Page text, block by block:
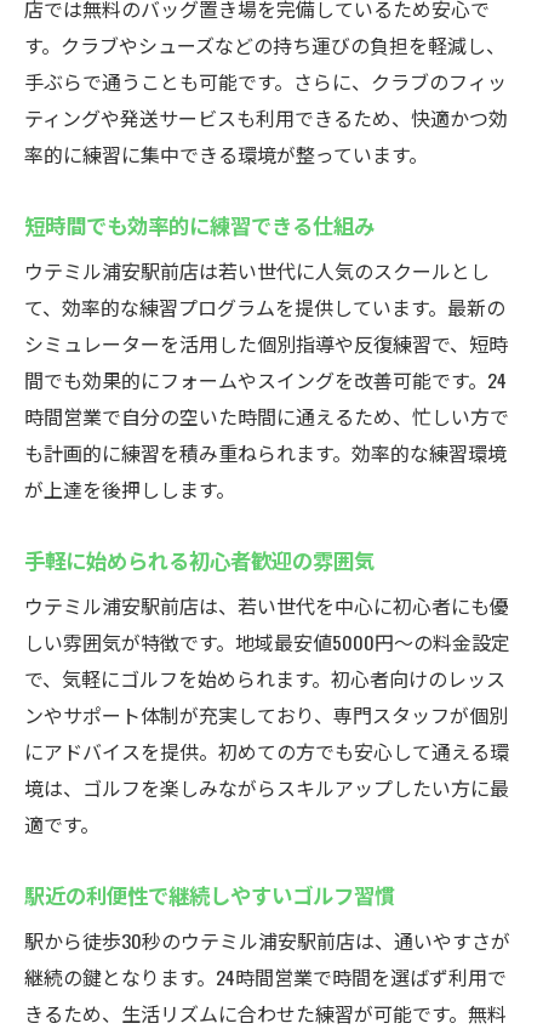
店では無料のバッグ置き場を完備しているため安心で
す。クラブやシューズなどの持ち運びの負担を軽減し、
手ぶらで通うことも可能です。さらに、クラブのフィッ
ティングや発送サービスも利用できるため、快適かつ効
率的に練習に集中できる環境が整っています。
短時間でも効率的に練習できる仕組み
ウテミル浦安駅前店は若い世代に人気のスクールとし
て、効率的な練習プログラムを提供しています。最新の
シミュレーターを活用した個別指導や反復練習で、短時
間でも効果的にフォームやスイングを改善可能です。24
時間営業で自分の空いた時間に通えるため、忙しい方で
も計画的に練習を積み重ねられます。効率的な練習環境
が上達を後押しします。
手軽に始められる初心者歓迎の雰囲気
ウテミル浦安駅前店は、若い世代を中心に初心者にも優
しい雰囲気が特徴です。地域最安値5000円〜の料金設定
で、気軽にゴルフを始められます。初心者向けのレッス
ンやサポート体制が充実しており、専門スタッフが個別
にアドバイスを提供。初めての方でも安心して通える環
境は、ゴルフを楽しみながらスキルアップしたい方に最
適です。
駅近の利便性で継続しやすいゴルフ習慣
駅から徒歩30秒のウテミル浦安駅前店は、通いやすさが
継続の鍵となります。24時間営業で時間を選ばず利用で
きるため、生活リズムに合わせた練習が可能です。無料